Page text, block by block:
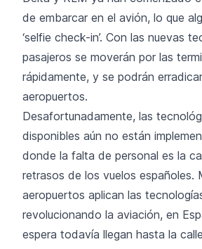
de embarcar en el avión, lo que
‘selfie check-in’. Con las nuevas
pasajeros se moverán por las
rápidamente, y se podrán
aeropuertos.
Desafortunadamente, las
disponibles aún no están
donde la falta de personal es la
retrasos de los vuelos españoles.
aeropuertos aplican las
revolucionando la aviación, en
espera todavía llegan hasta la